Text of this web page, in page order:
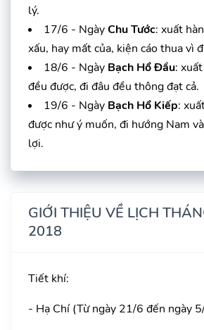
lý.
17/6 - NgàyChu Tước: xuất
xấu, hay mất của, kiện cáo thua vì
18/6 - Ngày Bạch Hổ Đầu:
đều được, đi đâu đều thông đạt cả.
19/6 - Ngày Bạch Hổ Kiếp:
được như ý muốn, đi hướng Nam
lợi.
GIỚI THIỆU VỀ LỊCH
2018
Tiết khí:
- Hạ Chí (Từ ngày 21/6 đến ngày